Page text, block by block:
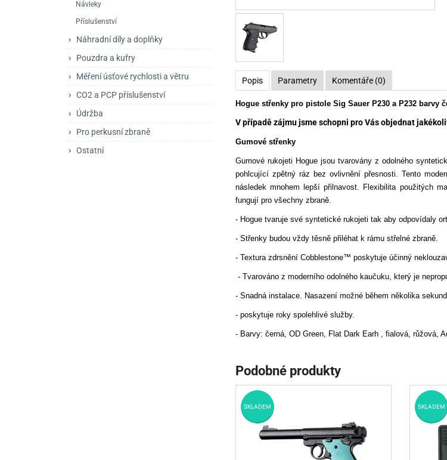
Zásobníky
Příslušenství pro zbraně na ZP
Brokovnice opakovací
Brokovnice samonabíjecí
Pistole samonabíjecí
Zavírací nože
Kuchyňské nože
Příslušenství pro nože
Luky
Kuše
Obranné spreje
Pro lištu weaver a picatinny
Náboje na ZP Pistolové a
Pro perkusní
Návleky
Příslušenství
Náhradní díly a doplňky
Pouzdra a kufry
Měření úsťové rychlosti a větru
CO2 a PCP příslušenství
Údržba
Pro perkusní zbraně
Ostatní
Popis Parametry Komentáře (0)
Hogue střenky pro pistole Sig Sauer P230 a P232 barvy
V případě zájmu jsme schopni pro Vás objednat
Gumové střenky
Gumové rukojeti Hogue jsou tvarovány z odolného
pohlcující zpětný ráz bez ovlivnění přesnosti. Tento
následek mnohem lepší přilnavost. Flexibilita použitých
fungují pro všechny zbraně.
- Hogue tvaruje své syntetické rukojeti tak aby odpovídaly
- Střenky budou vždy těsně přiléhat k rámu střelné zbraně.
- Textura zdrsnění Cobblestone™ poskytuje účinný
- Tvarováno z moderního odolného kaučuku, který je
- Snadná instalace. Nasazení možné během několika sekund.
- poskytuje roky spolehlivé služby.
- Barvy: černá, OD Green, Flat Dark Earh , fialová, růžová,
Podobné produkty
SKLADEM SKLADEM